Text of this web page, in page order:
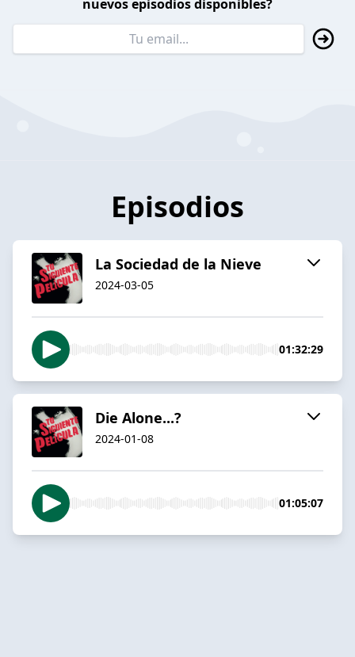
nuevos episodios disponibles?
Episodios
La Sociedad de la Nieve
2024-03-05
01:32:29
Die Alone...?
2024-01-08
01:05:07